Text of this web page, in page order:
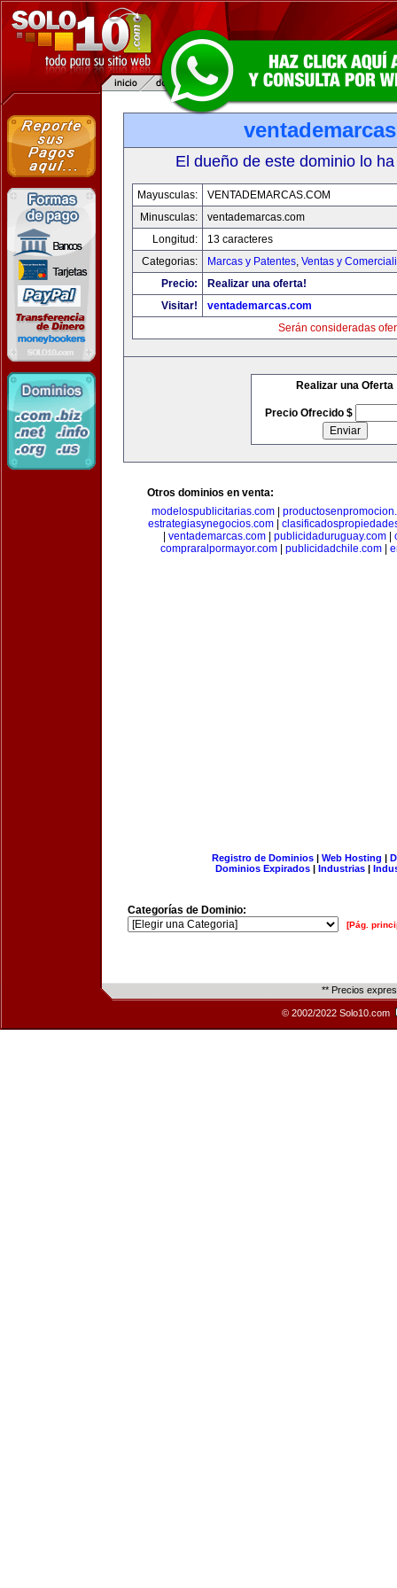
El dueño de este dominio lo
Mayusculas:
VENTADEMARCAS.COM
Minusculas:
ventademarcas.com
Longitud:
13 caracteres
Categorias:
Marcas y Patentes, Ventas y
Precio:
Realizar una oferta!
Visitar!
ventademarcas.com
Serán consideradas
Realizar una Oferta
Precio Ofrecido $
Otros dominios en venta:
modelospublicitarias.com
estrategiasynegocios.com|
ventademarcas.com publicidaduruguay.com
compraralpormayor.com| publicidadchile.com|
Registro de Dominios| Web Hosting |
Dominios Expirados | Industrias |
Categorías de Dominio:
[Pág.
** Precios
© 2002/2022 Solo10.com